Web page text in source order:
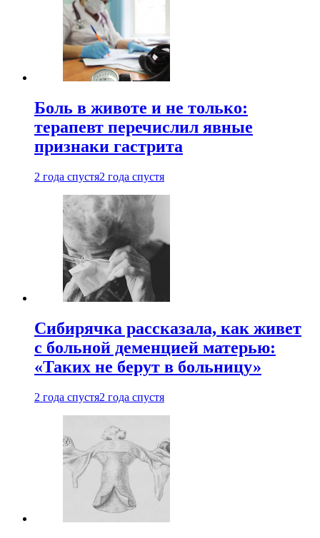
Боль в животе и не только:
терапевт перечислил явные
признаки гастрита
2 года спустя2 года спустя
Сибирячка рассказала, как живет
с больной деменцией матерью:
«Таких не берут в больницу»
2 года спустя2 года спустя